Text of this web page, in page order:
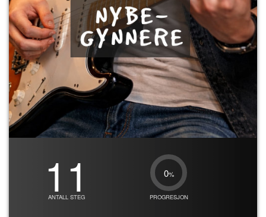
11
ANTALL STEG
0%
PROGRESJON